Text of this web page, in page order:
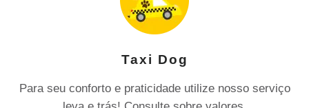
Taxi Dog
Para seu conforto e praticidade utilize nosso serviço